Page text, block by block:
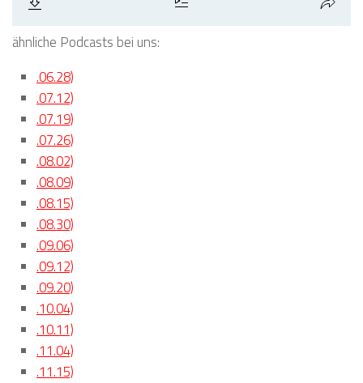
ähnliche Podcasts bei uns:
.06.28)
.07.12)
.07.19)
.07.26)
.08.02)
.08.09)
.08.15)
.08.30)
.09.06)
.09.12)
.09.20)
.10.04)
.10.11)
.11.04)
.11.15)